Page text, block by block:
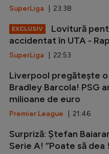
SuperLiga | 23:38
EXCLUSIV
Lovitură
accidentat în UTA -
SuperLiga | 22:53
Liverpool pregătește
Bradley Barcola! PSG
milioane de euro
Premier League | 21:46
Surpriză: Ștefan
Serie A! ”Poate să